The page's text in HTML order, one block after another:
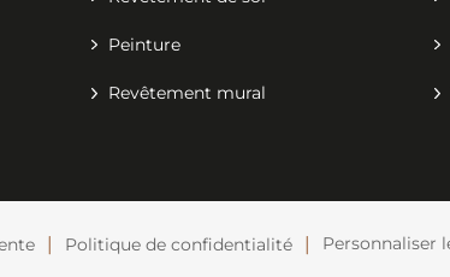
Peinture
Revêtement mural
Politique de confidentialité Personnaliser